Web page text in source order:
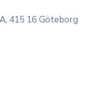
415 16 Göteborg